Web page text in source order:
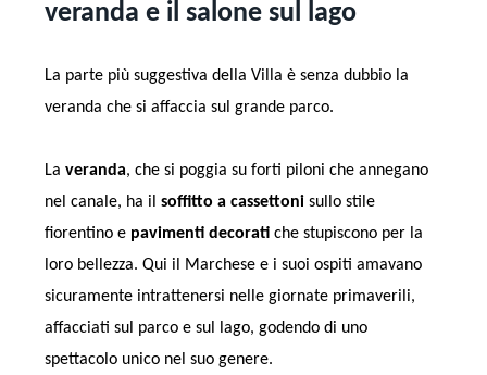
veranda e il salone sul lago
La parte più suggestiva della Villa è senza dubbio la
veranda che si affaccia sul grande parco.
La veranda, che si poggia su forti piloni che annegano
nel canale, ha il soffitto a cassettonisullo stile
fiorentino e pavimenti decoratiche stupiscono per la
loro bellezza. Qui il Marchese e i suoi ospiti amavano
sicuramente intrattenersi nelle giornate primaverili,
affacciati sul parco e sul lago, godendo di uno
spettacolo unico nel suo genere.